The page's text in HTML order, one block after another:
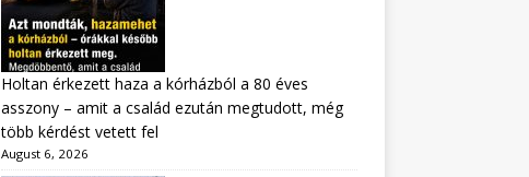
Holtan érkezett haza a kórházból a 80 éves
asszony – amit a család ezután megtudott, még
több kérdést vetett fel
August 6, 2026